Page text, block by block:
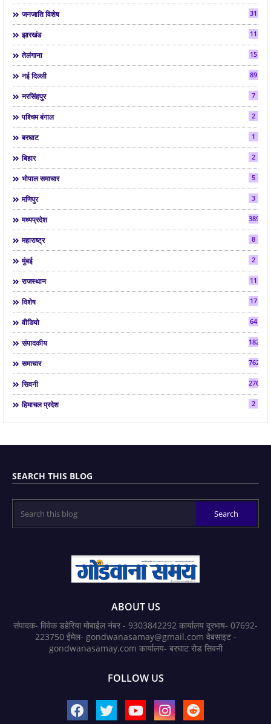
जनजाति विशेष 31
झारखंड 11
तेलंगाना 15
नई दिल्ली 89
नरसिंहपुर 7
पश्चिम बंगाल 2
बरघाट 1
बिहार 2
भोपाल समाचार 5
मणिपुर 3
मध्यप्रदेश 3892
महाराष्ट्र 8
मुंबई 2
राजस्थान 11
विशेष 17
वीडियो 64
संपादकीय 182
समाचार 7624
सिवनी 2763
हिमाचल प्रदेश 2
SEARCH THIS BLOG
ABOUT US
संपादक- विवेक डहेरिया मोबाईल नंबर - 9303842292 कार्यालय दूरभाष- 07692-
223750 ईमेल- gondwanasamay@gmail.com वेबसाइट -
gondwanasamay.com कार्यालय- बरघाट रोड सिवनी
FOLLOW US